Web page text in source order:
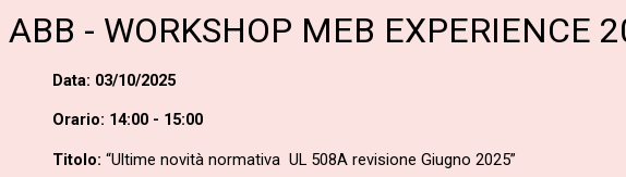
ABB - WORKSHOP MEB EXPERIENCE
Data: 03/10/2025
Orario: 14:00 - 15:00
Titolo: “Ultime novità normativa UL 508A revisione Giugno 2025”